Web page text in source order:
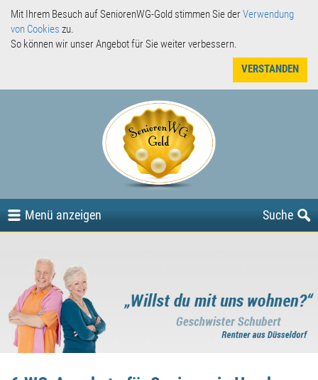
Mit Ihrem Besuch auf SeniorenWG-Gold stimmen Sie derVerwendung
von Cookies zu.
So können wir unser Angebot für Sie weiter verbessern.
VERSTANDEN
Menü anzeigen Suche
Gesuche